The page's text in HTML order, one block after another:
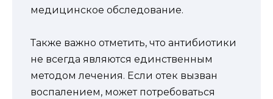
медицинское обследование.
Также важно отметить, что антибиотики
не всегда являются единственным
методом лечения. Если отек вызван
воспалением, может потребоваться